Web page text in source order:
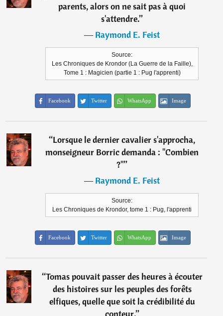
parents, alors on ne sait pas à quoi
s'attendre.”
―Raymond E. Feist
Source:
Les Chroniques de Krondor (La Guerre de la Faille),
Tome 1 : Magicien (partie 1 : Pug l'apprenti)
Facebook Twitter WhatsApp Image
“Lorsque le dernier cavalier s'approcha,
monseigneur Borric demanda : "Combien
?"”
―Raymond E. Feist
Source:
Les Chroniques de Krondor, tome 1 : Pug, l'apprenti
Facebook Twitter WhatsApp Image
“Tomas pouvait passer des heures à écouter
des histoires sur les peuples des forêts
elfiques, quelle que soit la crédibilité du